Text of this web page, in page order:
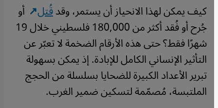
كيف يمكن لهذا الانحياز أن يستمر، وقدقُتل أو
جُرح أو فُقد أكثر من 180,000 فلسطيني خلال 19
شهرًا فقط؟ حتى هذه الأرقام الضخمة لا تعبّر عن
التأثير الإنساني الكامل للإبادة. إذ يمكن بسهولة
تبرير الأعداد الكبيرة للضحايا بسلسلة من الحجج
الملتبسة، مُصمّمة لتسكين ضمير الغرب.